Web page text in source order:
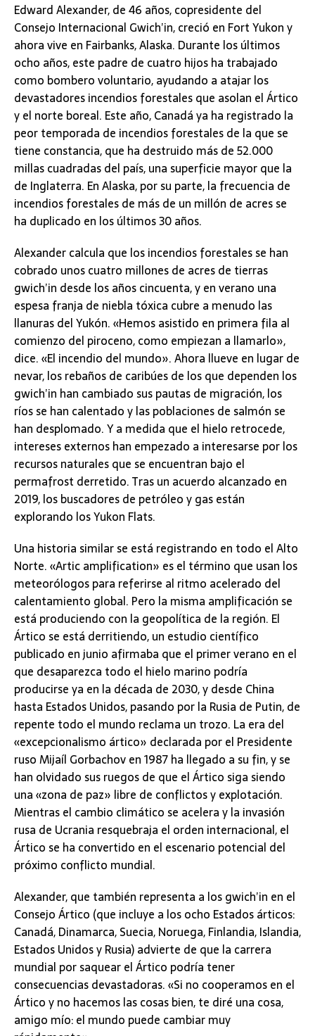
Edward Alexander, de 46 años, copresidente del
Consejo Internacional Gwich’in, creció en Fort Yukon y
ahora vive en Fairbanks, Alaska. Durante los últimos
ocho años, este padre de cuatro hijos ha trabajado
como bombero voluntario, ayudando a atajar los
devastadores incendios forestales que asolan el Ártico
y el norte boreal. Este año, Canadá ya ha registrado la
peor temporada de incendios forestales de la que se
tiene constancia, que ha destruido más de 52.000
millas cuadradas del país, una superficie mayor que la
de Inglaterra. En Alaska, por su parte, la frecuencia de
incendios forestales de más de un millón de acres se
ha duplicado en los últimos 30 años.
Alexander calcula que los incendios forestales se han
cobrado unos cuatro millones de acres de tierras
gwich’in desde los años cincuenta, y en verano una
espesa franja de niebla tóxica cubre a menudo las
llanuras del Yukón. «Hemos asistido en primera fila al
comienzo del piroceno, como empiezan a llamarlo»,
dice. «El incendio del mundo». Ahora llueve en lugar de
nevar, los rebaños de caribúes de los que dependen los
gwich’in han cambiado sus pautas de migración, los
ríos se han calentado y las poblaciones de salmón se
han desplomado. Y a medida que el hielo retrocede,
intereses externos han empezado a interesarse por los
recursos naturales que se encuentran bajo el
permafrost derretido. Tras un acuerdo alcanzado en
2019, los buscadores de petróleo y gas están
explorando los Yukon Flats.
Una historia similar se está registrando en todo el Alto
Norte. «Artic amplification» es el término que usan los
meteorólogos para referirse al ritmo acelerado del
calentamiento global. Pero la misma amplificación se
está produciendo con la geopolítica de la región. El
Ártico se está derritiendo, un estudio científico
publicado en junio afirmaba que el primer verano en el
que desaparezca todo el hielo marino podría
producirse ya en la década de 2030, y desde China
hasta Estados Unidos, pasando por la Rusia de Putin, de
repente todo el mundo reclama un trozo. La era del
«excepcionalismo ártico» declarada por el Presidente
ruso Mijaíl Gorbachov en 1987 ha llegado a su fin, y se
han olvidado sus ruegos de que el Ártico siga siendo
una «zona de paz» libre de conflictos y explotación.
Mientras el cambio climático se acelera y la invasión
rusa de Ucrania resquebraja el orden internacional, el
Ártico se ha convertido en el escenario potencial del
próximo conflicto mundial.
Alexander, que también representa a los gwich’in en el
Consejo Ártico (que incluye a los ocho Estados árticos:
Canadá, Dinamarca, Suecia, Noruega, Finlandia, Islandia,
Estados Unidos y Rusia) advierte de que la carrera
mundial por saquear el Ártico podría tener
consecuencias devastadoras. «Si no cooperamos en el
Ártico y no hacemos las cosas bien, te diré una cosa,
amigo mío: el mundo puede cambiar muy